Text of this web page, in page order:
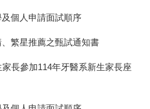
個人申請面試順序
繁星推薦之甄試通知書
長參加114年牙醫系新生家長座